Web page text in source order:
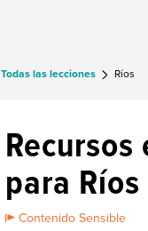
Todas las lecciones Ríos
para Ríos
Contenido Sensible